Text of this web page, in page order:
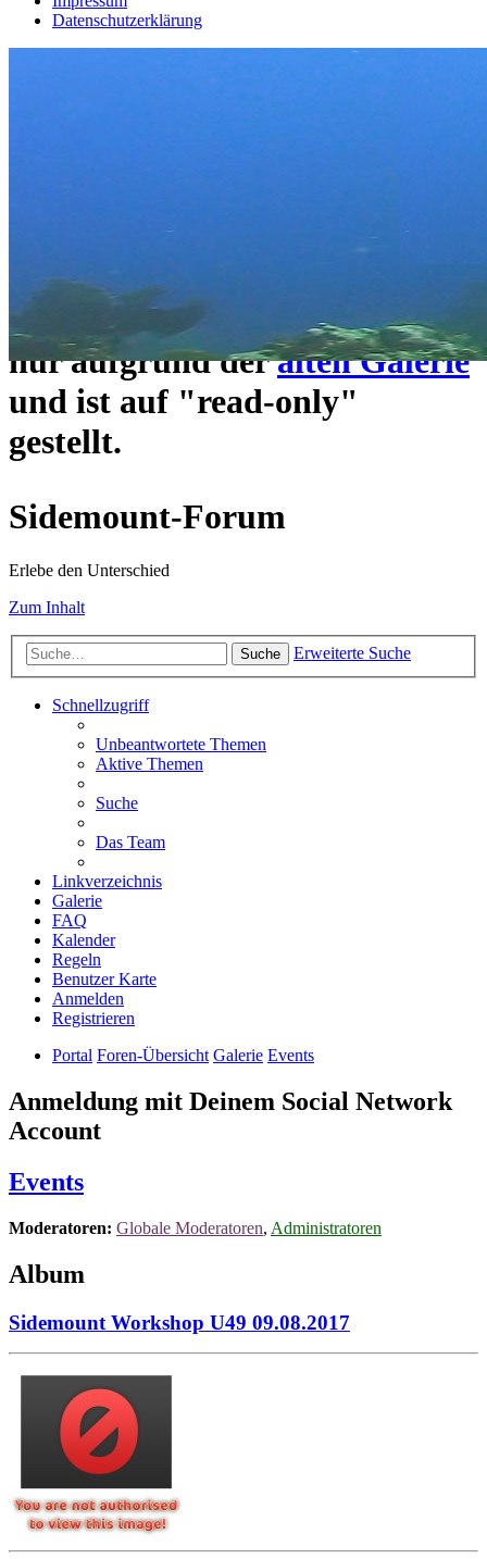
Datenschutzerklärung
Das alte Forum hier existiert
nur aufgrund deralten Galerie
und ist auf "read-only"
gestellt.
Sidemount-Forum
Erlebe den Unterschied
Zum Inhalt
Suche Erweiterte Suche
Schnellzugriff
Unbeantwortete Themen
Aktive Themen
Suche
Das Team
Linkverzeichnis
Galerie
FAQ
Kalender
Regeln
Benutzer Karte
Anmelden
Registrieren
Portal Foren-Übersicht Galerie Events
Anmeldung mit Deinem Social Network
Account
Events
Moderatoren: Globale Moderatoren, Administratoren
Album
Sidemount Workshop U49 09.08.2017